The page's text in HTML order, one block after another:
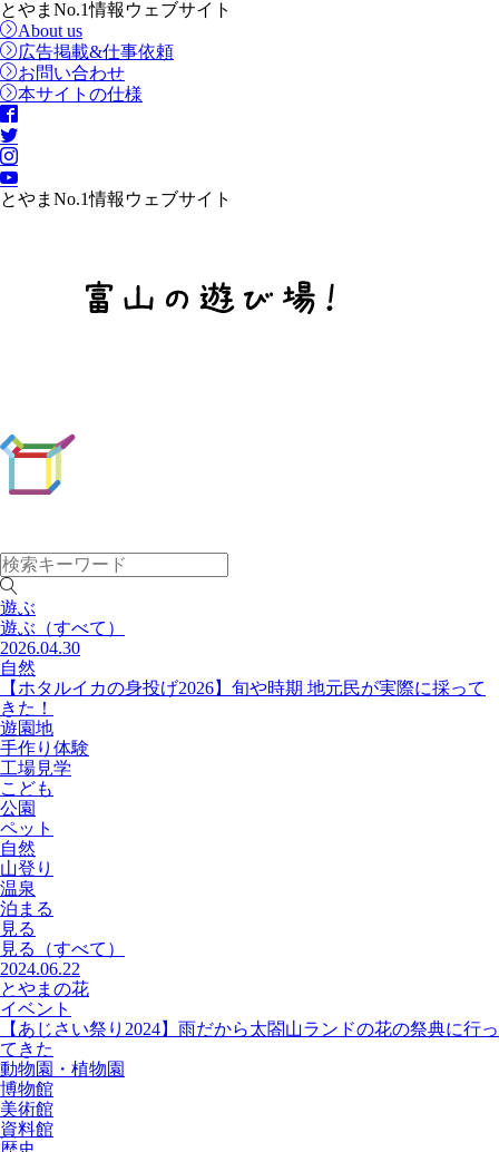
とやまNo.1情報ウェブサイト
About us
広告掲載&仕事依頼
お問い合わせ
本サイトの仕様
とやまNo.1情報ウェブサイト
遊ぶ
遊ぶ （すべて）
2026.04.30
自然
【ホタルイカの身投げ2026】旬や時期 地元民が実際に採って
きた！
遊園地
手作り体験
工場見学
こども
公園
ペット
自然
山登り
温泉
泊まる
見る
見る
（すべて）
2024.06.22
とやまの花
イベント
【あじさい祭り2024】雨だから太閤山ランドの花の祭典に行っ
てきた
動物園・植物園
博物館
美術館
資料館